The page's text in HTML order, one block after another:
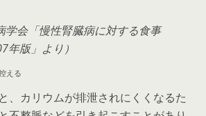
学会「慢性腎臓病に対する食事
年版」より）
える
、カリウムが排泄されにくくなるた